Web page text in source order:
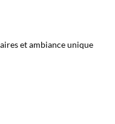
et ambiance unique